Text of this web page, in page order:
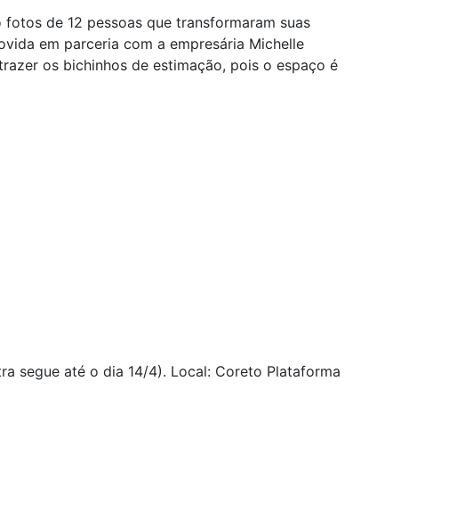
de 12 pessoas que transformaram suas
em parceria com a empresária Michelle
os bichinhos de estimação, pois o espaço é
segue até o dia 14/4). Local: Coreto Plataforma